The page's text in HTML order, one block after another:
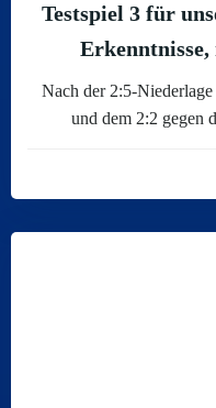
Testspiel 3 für
Nach der 2:5-
und dem 2:2